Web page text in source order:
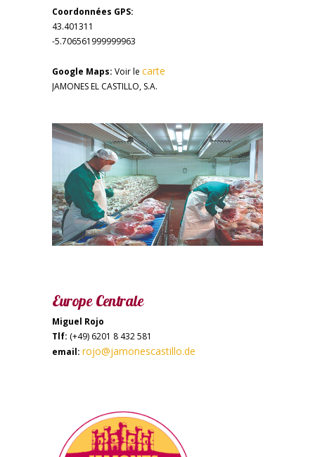
Coordonnées GPS:
43.401311
-5.706561999999963
Google Maps: Voir le carte
JAMONES EL CASTILLO, S.A.
Europe Centrale
Miguel Rojo
Tlf: (+49) 6201 8 432 581
email: rojo@jamonescastillo.de